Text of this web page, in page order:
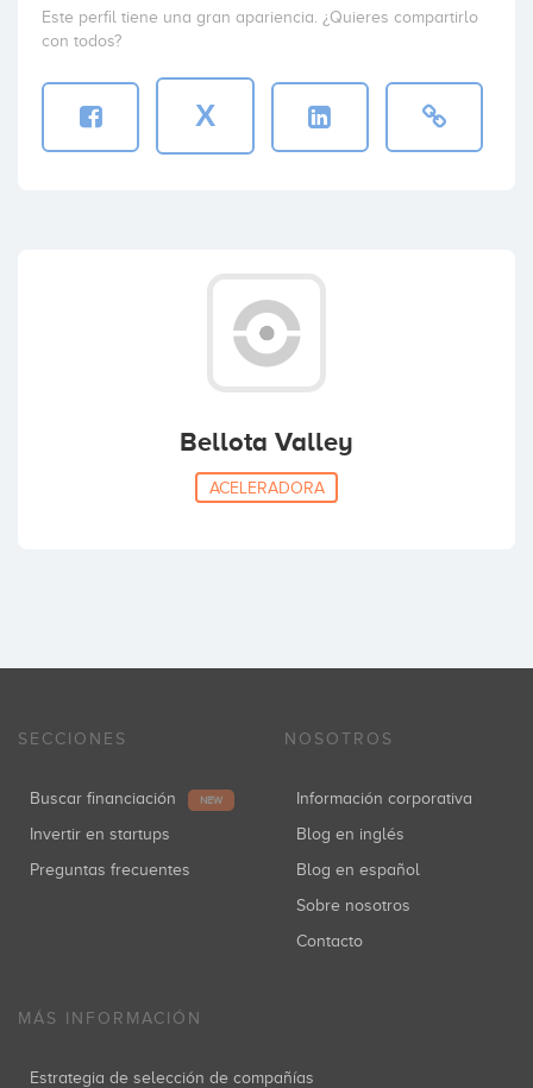
Este perfil tiene una gran apariencia. ¿Quieres compartirlo
con todos?
X
Bellota Valley
ACELERADORA
SECCIONES
Buscar financiación NEW
Invertir en startups
Preguntas frecuentes
NOSOTROS
Información corporativa
Blog en inglés
Blog en español
Sobre nosotros
Contacto
MÁS INFORMACIÓN
Estrategia de selección de compañías